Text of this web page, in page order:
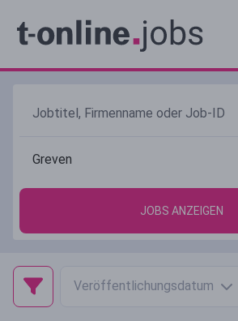
JOBS ANZEIGEN
Veröffentlichungsdatum